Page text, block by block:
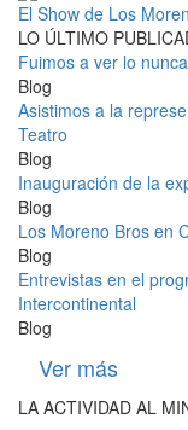
El Show de Los
LO ÚLTIMO
Fuimos a ver lo
Blog
Asistimos a la
Teatro
Blog
Inauguración de la
Blog
Los Moreno Bros en
Blog
Entrevistas en el
Intercontinental
Blog
Ver más
LA ACTIVIDAD AL